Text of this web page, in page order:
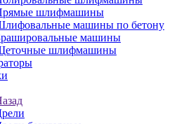
шлифмашины
машины по бетону
машины
шлифмашины